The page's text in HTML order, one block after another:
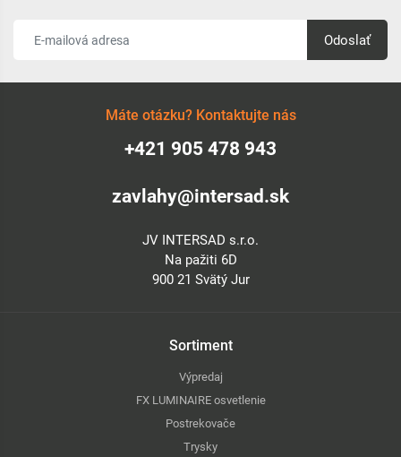
Odoslať
Máte otázku? Kontaktujte nás
+421 905 478 943
zavlahy@intersad.sk
JV INTERSAD s.r.o.
Na pažiti 6D
900 21 Svätý Jur
Sortiment
Výpredaj
FX LUMINAIRE osvetlenie
Postrekovače
Trysky